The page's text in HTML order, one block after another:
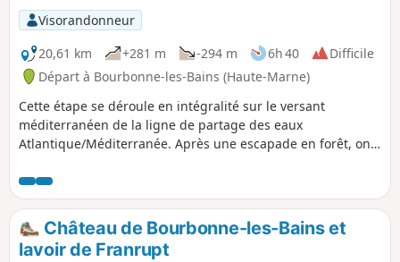
Visorandonneur
20,61 km
+281 m -294 m 6h 40
Difficile
Départ à Bourbonne-les-Bains (Haute-Marne)
Cette étape se déroule en intégralité sur le versant
méditerranéen de la ligne de partage des eaux
Atlantique/Méditerranée. Après une escapade en forêt, on
premières vignes de notre périple ainsi qu'un marais. On
poursuit la découverte des lavoirs de Haute-Marne pour
terminer par un musée à ciel ouvert.
Château de Bourbonne-les-Bains et
lavoir de Franrupt